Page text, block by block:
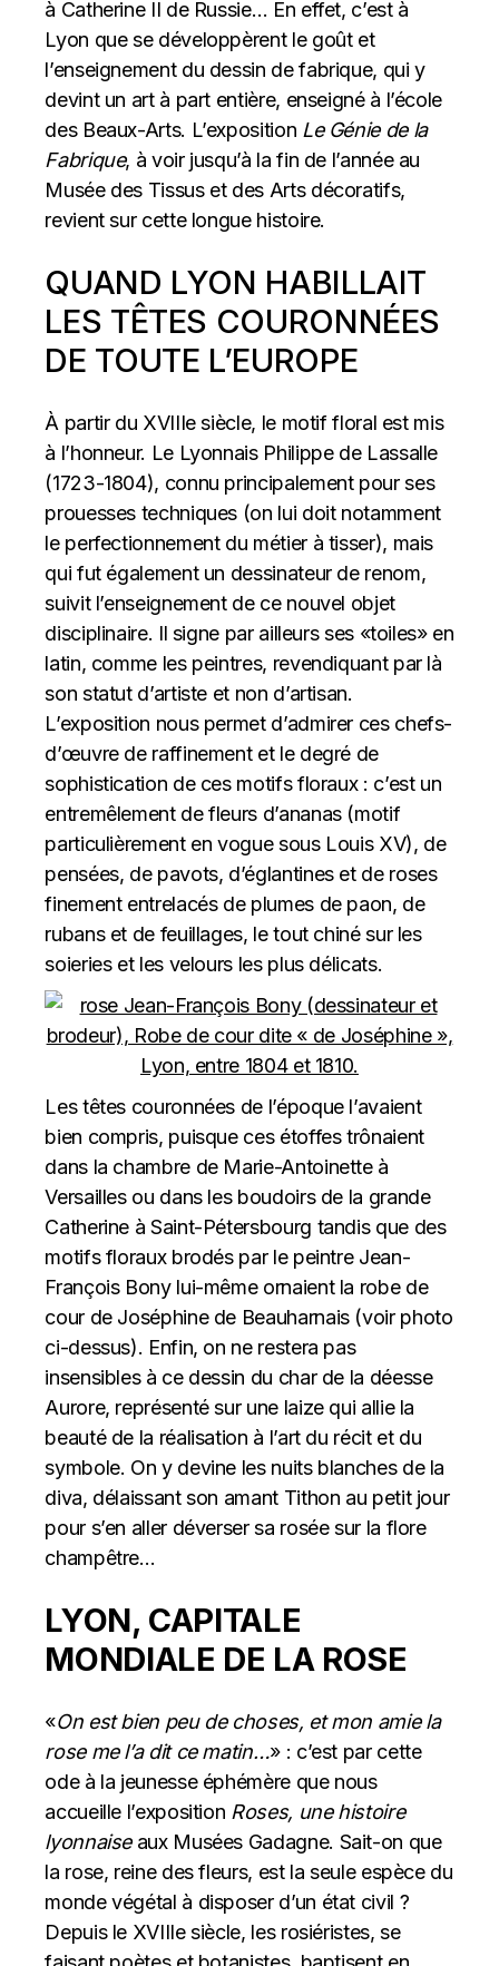
à Catherine II de Russie… En effet, c’est à
Lyon que se développèrent le goût et
l’enseignement du dessin de fabrique, qui y
devint un art à part entière, enseigné à l’école
des Beaux-Arts. L’exposition Le Génie de la
Fabrique, à voir jusqu’à la fin de l’année au
Musée des Tissus et des Arts décoratifs,
revient sur cette longue histoire.
QUAND LYON HABILLAIT
LES TÊTES COURONNÉES
DE TOUTE L’EUROPE
À partir du XVIIIe siècle, le motif floral est mis
à l’honneur. Le Lyonnais Philippe de Lassalle
(1723-1804), connu principalement pour ses
prouesses techniques (on lui doit notamment
le perfectionnement du métier à tisser), mais
qui fut également un dessinateur de renom,
suivit l’enseignement de ce nouvel objet
disciplinaire. Il signe par ailleurs ses «toiles» en
latin, comme les peintres, revendiquant par là
son statut d’artiste et non d’artisan.
L’exposition nous permet d’admirer ces chefs-
d’œuvre de raffinement et le degré de
sophistication de ces motifs floraux : c’est un
entremêlement de fleurs d’ananas (motif
particulièrement en vogue sous Louis XV), de
pensées, de pavots, d’églantines et de roses
finement entrelacés de plumes de paon, de
rubans et de feuillages, le tout chiné sur les
soieries et les velours les plus délicats.
Les têtes couronnées de l’époque l’avaient
bien compris, puisque ces étoffes trônaient
dans la chambre de Marie-Antoinette à
Versailles ou dans les boudoirs de la grande
Catherine à Saint-Pétersbourg tandis que des
motifs floraux brodés par le peintre Jean-
François Bony lui-même ornaient la robe de
cour de Joséphine de Beauharnais (voir photo
ci-dessus). Enfin, on ne restera pas
insensibles à ce dessin du char de la déesse
Aurore, représenté sur une laize qui allie la
beauté de la réalisation à l’art du récit et du
symbole. On y devine les nuits blanches de la
diva, délaissant son amant Tithon au petit jour
pour s’en aller déverser sa rosée sur la flore
champêtre…
LYON, CAPITALE
MONDIALE DE LA ROSE
«On est bien peu de choses, et mon amie la
rose me l’a dit ce matin…» : c’est par cette
ode à la jeunesse éphémère que nous
accueille l’exposition Roses, une histoire
lyonnaiseaux Musées Gadagne. Sait-on que
la rose, reine des fleurs, est la seule espèce du
monde végétal à disposer d’un état civil ?
Depuis le XVIIIe siècle, les rosiéristes, se